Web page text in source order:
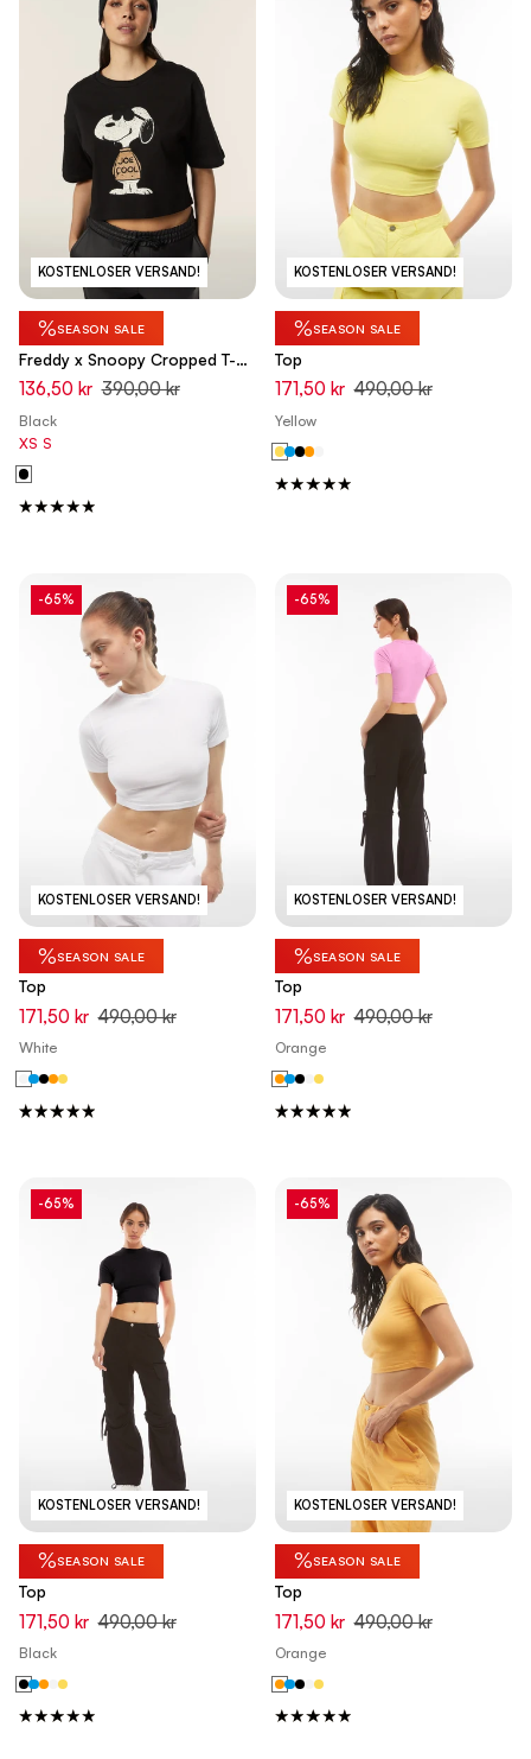
KOSTENLOSER VERSAND!
%SEASON SALE
Freddy x Snoopy Cropped T-
Shirt
136,50 kr 390,00 kr
Black
XS S
KOSTENLOSER VERSAND!
%SEASON SALE
Top
171,50 kr 490,00 kr
Yellow
KOSTENLOSER VERSAND!
-65%
%SEASON SALE
Top
171,50 kr 490,00 kr
White
KOSTENLOSER VERSAND!
-65%
%SEASON SALE
Top
171,50 kr 490,00 kr
Orange
KOSTENLOSER VERSAND!
-65%
%SEASON SALE
Top
171,50 kr 490,00 kr
Black
KOSTENLOSER VERSAND!
-65%
%SEASON SALE
Top
171,50 kr 490,00 kr
Orange